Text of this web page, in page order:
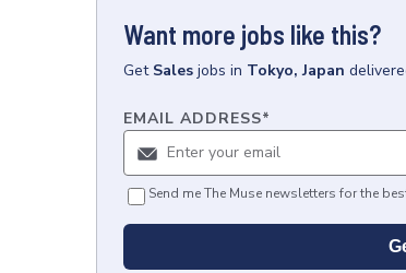
Want more jobs like this?
Get Sales jobs in Tokyo, Japan
EMAIL ADDRESS*
Send me The Muse newsletters for the